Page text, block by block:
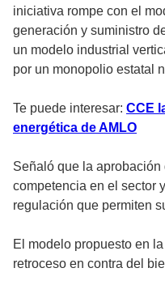
iniciativa rompe con el
generación y suministro
un modelo industrial
por un monopolio estatal
Te puede interesar: CCE
energética de AMLO
Señaló que la
competencia en el sector
regulación que permiten
El modelo propuesto en
retroceso en contra del